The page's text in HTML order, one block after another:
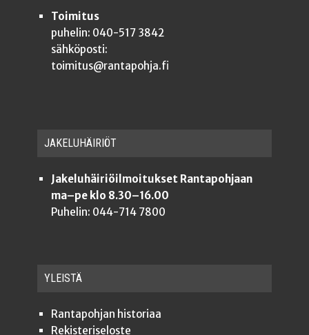
Toimitus
puhelin: 040-517 3842
sähköposti:
toimitus@rantapohja.fi
JAKE­LU­HÄI­RIÖT
Jakeluhäiriöilmoitukset Rantapohjaan
ma–pe klo 8.30–16.00
Puhelin: 044-714 7800
YLEISTÄ
Ran­ta­poh­jan historiaa
Rekis­te­ri­se­los­te